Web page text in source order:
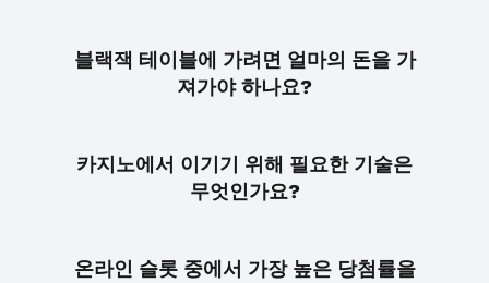
블랙잭 테이블에 가려면 얼마의 돈을 가
져가야 하나요?
카지노에서 이기기 위해 필요한 기술은
무엇인가요?
온라인 슬롯 중에서 가장 높은 당첨률을